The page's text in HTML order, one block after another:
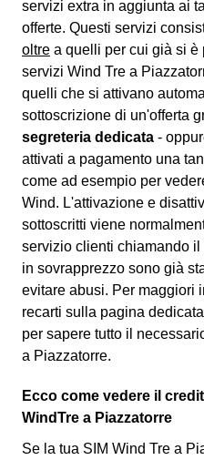
servizi extra in aggiunta ai
offerte. Questi servizi
oltre a quelli per cui già si è
servizi Wind Tre a
quelli che si attivano
sottoscrizione di un'offerta
segreteria dedicata -
attivati a pagamento una
come ad esempio per
Wind. L'attivazione e
sottoscritti viene
servizio clienti chiamando il
in sovrapprezzo sono già
evitare abusi. Per maggiori
recarti sulla pagina
per sapere tutto il
a Piazzatorre.
Ecco come vedere il
WindTre a Piazzatorre
Se la tua SIM Wind Tre a